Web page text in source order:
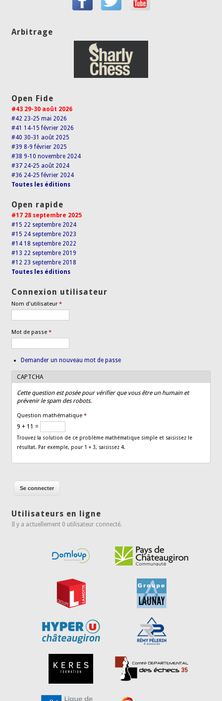
Arbitrage
Open Fide
#43 29-30 août 2026
#42 23-25 mai 2026
#41 14-15 février 2026
#40 30-31 août 2025
#39 8-9 février 2025
#38 9-10 novembre 2024
#37 24-25 août 2024
#36 24-25 février 2024
Toutes les éditions
Open rapide
#17 28 septembre 2025
#15 22 septembre 2024
#15 24 septembre 2023
#14 18 septembre 2022
#13 22 septembre 2019
#12 23 septembre 2018
Toutes les éditions
Connexion utilisateur
Nom d'utilisateur*
Mot de passe*
Demander un nouveau mot de passe
CAPTCHA
Cette question est posée pour vérifier que vous être un humain et
prévenir le spam des robots.
Question mathématique*
9 + 11 =
Trouvez la solution de ce problème mathématique simple et saisissez le
résultat. Par exemple, pour 1 + 3, saisissez 4.
Utilisateurs en ligne
Il y a actuellement 0 utilisateur connecté.